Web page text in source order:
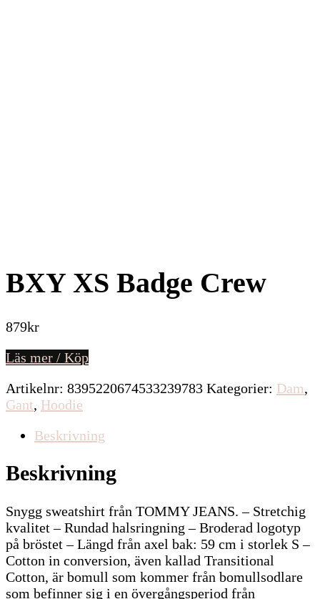
BXY XS Badge Crew
879kr
Läs mer / Köp
Artikelnr: 8395220674533239783 Kategorier: Dam,
Gant, Hoodie
Beskrivning
Beskrivning
Snygg sweatshirt från TOMMY JEANS. – Stretchig
kvalitet – Rundad halsringning – Broderad logotyp
på bröstet – Längd från axel bak: 59 cm i storlek S –
Cotton in conversion, även kallad Transitional
Cotton, är bomull som kommer från bomullsodlare
som befinner sig i en övergångsperiod från